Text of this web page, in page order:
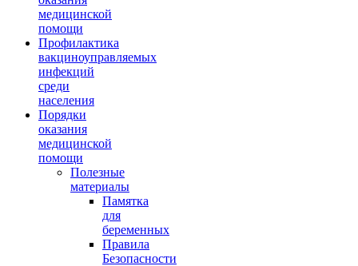
медицинской
помощи
Профилактика
вакциноуправляемых
инфекций
среди
населения
Порядки
оказания
медицинской
помощи
Полезные
материалы
Памятка
для
беременных
Правила
Безопасности